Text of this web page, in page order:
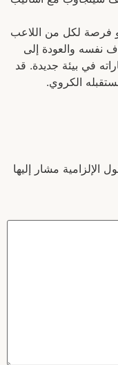
فرصة لكل من اللاعب
نفسه والعودة إلى
في بيئة جديدة. قد
الكروي.
الإلزامية مشار إليها